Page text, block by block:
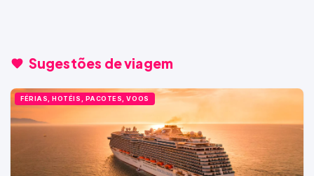
Sugestões de viagem
FÉRIAS, HOTÉIS, PACOTES, VOOS